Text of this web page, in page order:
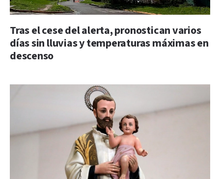
Tras el cese del alerta, pronostican varios
días sin lluvias y temperaturas máximas en
descenso